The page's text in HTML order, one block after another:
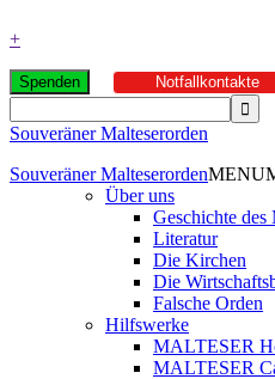
+
Spenden Notfallkontakte
Souveräner Malteserorden
Souveräner MalteserordenMENU
Über uns
Geschichte des
Literatur
Die Kirchen
Die
Falsche Orden
Hilfswerke
MALTESER
MALTESER